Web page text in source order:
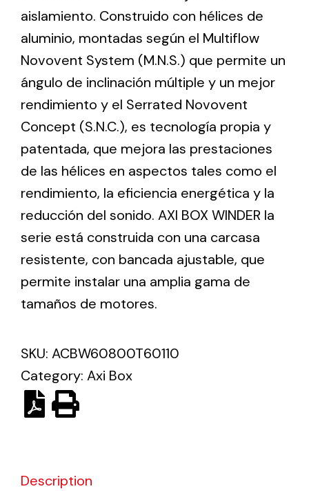
Ventilation
The incorporation of Novovent into the group
meant a greater offer of ventilation products for
different uses
Iluminación Solar
Variedad de soluciones solares para todo tipo
de necesidades.
Solar lighting
Variety of solar solutions for all kinds of needs.
aislamiento. Construido con hélices de
aluminio, montadas según el Multiflow
Novovent System (M.N.S.) que permite un
ángulo de inclinación múltiple y un mejor
rendimiento y el Serrated Novovent
Concept (S.N.C.), es tecnología propia y
patentada, que mejora las prestaciones
de las hélices en aspectos tales como el
rendimiento, la eficiencia energética y la
reducción del sonido. AXI BOX WINDER la
serie está construida con una carcasa
resistente, con bancada ajustable, que
permite instalar una amplia gama de
tamaños de motores.
SKU: ACBW60800T60110
Category: Axi Box
Description